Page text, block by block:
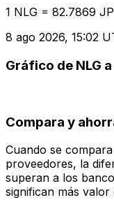
1 NLG = 82.7869
8 ago 2026, 15:02
Gráfico de NLG
Compara y
Cuando se
proveedores, la
superan a los
significan más